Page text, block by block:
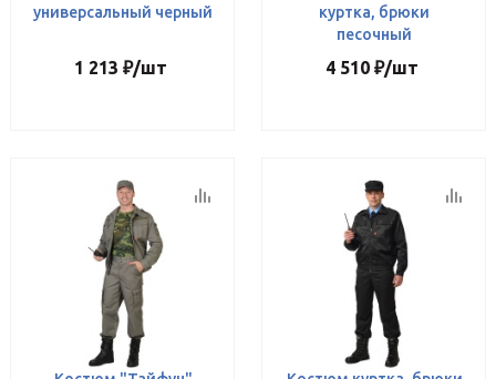
универсальный черный
1 213 ₽/шт
куртка, брюки
песочный
4 510 ₽/шт